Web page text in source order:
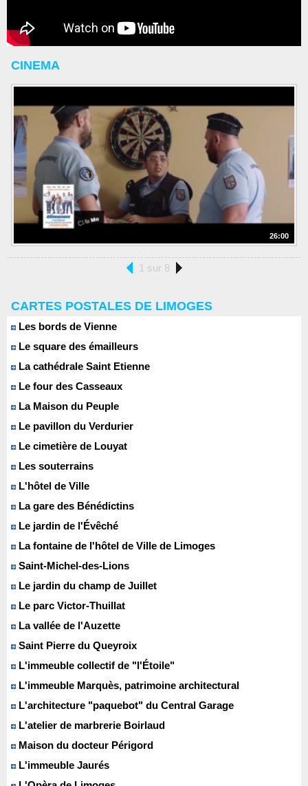
CINEMA
26:00
1 sur 8
CARTES POSTALES DE LIMOGES
Les bords de Vienne
Le square des émailleurs
La cathédrale Saint Etienne
Le four des Casseaux
La Maison du Peuple
Le pavillon du Verdurier
Le cimetière de Louyat
Les souterrains
L'hôtel de Ville
La gare des Bénédictins
Le jardin de l'Évêché
La fontaine de l'hôtel de Ville de Limoges
Saint-Michel-des-Lions
Le jardin du champ de Juillet
Le parc Victor-Thuillat
La vallée de l'Auzette
Saint Pierre du Queyroix
L'immeuble collectif de "l'Étoile"
L'immeuble Marquès, patrimoine architectural
L'architecture "paquebot" du Central Garage
L'atelier de marbrerie Boirlaud
Maison du docteur Périgord
L'immeuble Jaurés